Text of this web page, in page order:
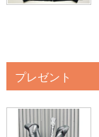
プレゼント